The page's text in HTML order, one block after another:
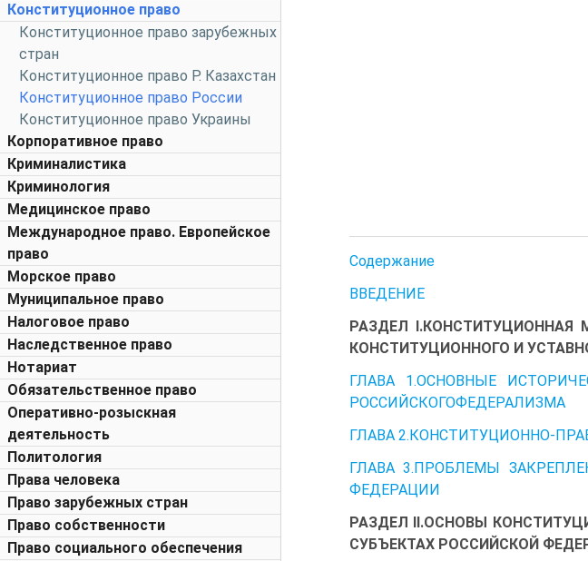
Конституционное право
Конституционное право зарубежных
стран
Конституционное право Р. Казахстан
Конституционное право России
Конституционное право Украины
Корпоративное право
Криминалистика
Криминология
Медицинское право
Международное право. Европейское
право
Морское право
Муниципальное право
Налоговое право
Наследственное право
Нотариат
Обязательственное право
Оперативно-розыскная
деятельность
Политология
Права человека
Право зарубежных стран
Право собственности
Право социального обеспечения
Содержание
ВВЕДЕНИЕ
РАЗДЕЛ I.КОНСТИТУЦИОННАЯ
КОНСТИТУЦИОННОГО И
ГЛАВА 1.ОСНОВНЫЕ
РОССИЙСКОГОФЕДЕРАЛИЗМА
ГЛАВА 2.КОНСТИТУЦИОННО-
ГЛАВА 3.ПРОБЛЕМЫ
ФЕДЕРАЦИИ
РАЗДЕЛ II.ОСНОВЫ
СУБЪЕКТАХ РОССИЙСКОЙ